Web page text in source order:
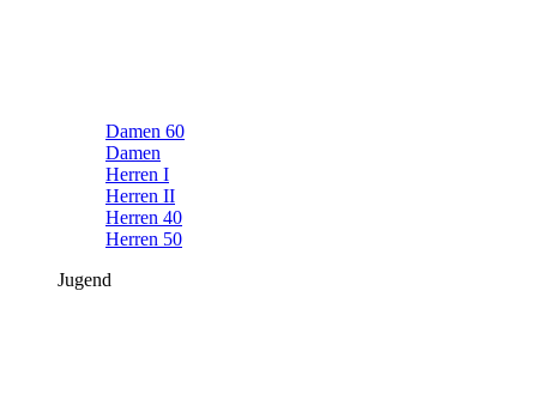
Damen 60
Damen
Herren I
Herren II
Herren 40
Herren 50
Jugend